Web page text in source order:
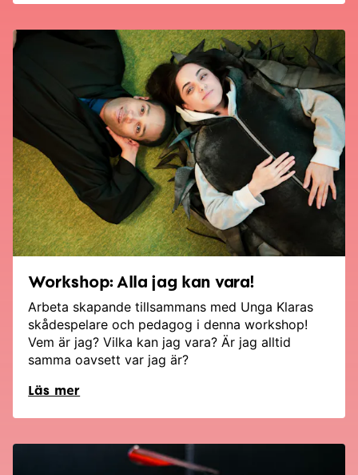
Workshop: Alla jag kan vara!
Arbeta skapande tillsammans med Unga Klaras
skådespelare och pedagog i denna workshop!
Vem är jag? Vilka kan jag vara? Är jag alltid
samma oavsett var jag är?
Läs mer